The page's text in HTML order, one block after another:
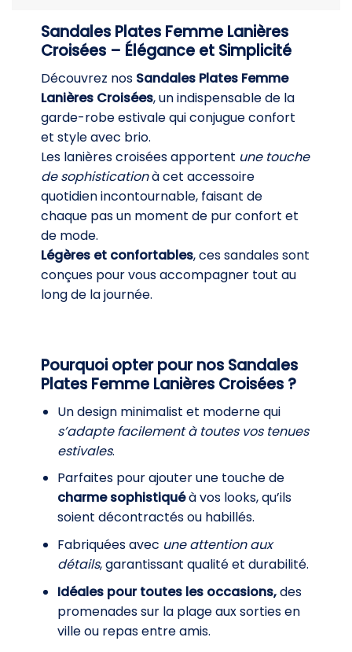
Sandales Plates Femme Lanières
Croisées – Élégance et Simplicité
Découvrez nos Sandales Plates Femme
Lanières Croisées, un indispensable de la
garde-robe estivale qui conjugue confort
et style avec brio.
Les lanières croisées apportent une touche
de sophisticationà cet accessoire
quotidien incontournable, faisant de
chaque pas un moment de pur confort et
de mode.
Légères et confortables, ces sandales sont
conçues pour vous accompagner tout au
long de la journée.
Pourquoi opter pour nos Sandales
Plates Femme Lanières Croisées ?
Un design minimalist et moderne qui
s’adapte facilement à toutes vos tenues
estivales.
Parfaites pour ajouter une touche de
charme sophistiquéà vos looks, qu’ils
soient décontractés ou habillés.
Fabriquées avec une attention aux
détails, garantissant qualité et durabilité.
Idéales pour toutes les occasions,des
promenades sur la plage aux sorties en
ville ou repas entre amis.